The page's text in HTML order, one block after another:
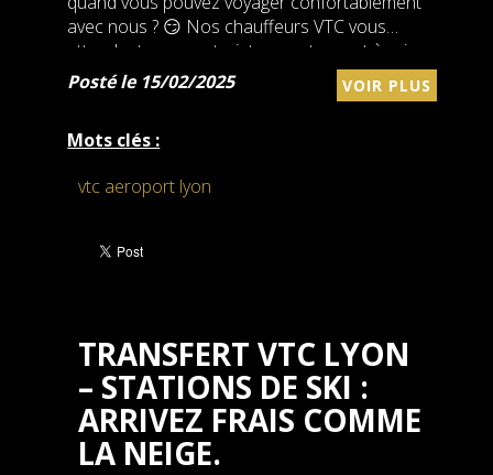
avec nous ? 😏 Nos chauffeurs VTC vous
attendent pour un trajet sans stress et à prix
tout doux !
Posté le 15/02/2025 VOIR PLUS
Mots clés :
vtc aeroport lyon
TRANSFERT VTC LYON
– STATIONS DE SKI :
ARRIVEZ FRAIS COMME
LA NEIGE.